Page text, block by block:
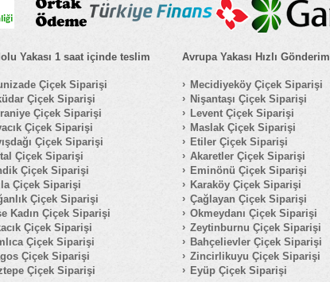
Yakası 1 saat içinde teslim
Çiçek Siparişi
Çiçek Siparişi
Çiçek Siparişi
Çiçek Siparişi
Çiçek Siparişi
Çiçek Siparişi
Çiçek Siparişi
Çiçek Siparişi
Çiçek Siparişi
Kadın Çiçek Siparişi
Çiçek Siparişi
Çiçek Siparişi
Çiçek Siparişi
Çiçek Siparişi
Avrupa Yakası Hızlı Gönderim
Mecidiyeköy Çiçek Siparişi
Nişantaşı Çiçek Siparişi
Levent Çiçek Siparişi
Maslak Çiçek Siparişi
Etiler Çiçek Siparişi
Akaretler Çiçek Siparişi
Eminönü Çiçek Siparişi
Karaköy Çiçek Siparişi
Çağlayan Çiçek Siparişi
Okmeydanı Çiçek Siparişi
Zeytinburnu Çiçek Siparişi
Bahçelievler Çiçek Siparişi
Zincirlikuyu Çiçek Siparişi
Eyüp Çiçek Siparişi